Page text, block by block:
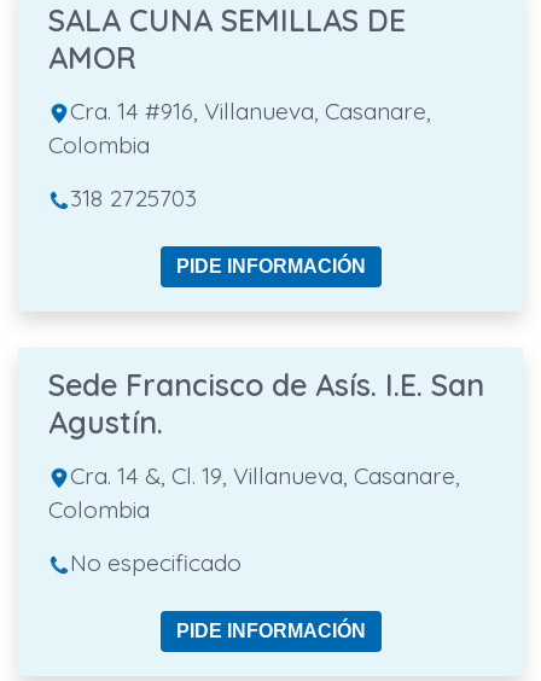
SALA CUNA SEMILLAS DE
AMOR
Cra. 14 #916, Villanueva, Casanare,
Colombia
318 2725703
PIDE INFORMACIÓN
Sede Francisco de Asís. I.E. San
Agustín.
Cra. 14 &, Cl. 19, Villanueva, Casanare,
Colombia
No especificado
PIDE INFORMACIÓN